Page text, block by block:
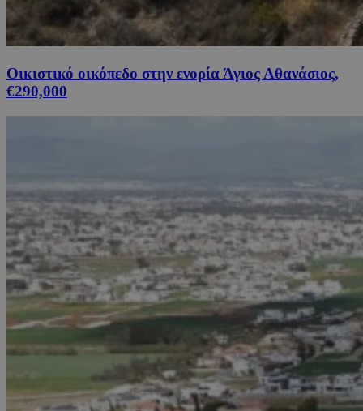
Οικιστικό οικόπεδο στην ενορία Άγιος Αθανάσιος,
€290,000